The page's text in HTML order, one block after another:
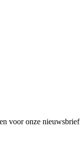
voor onze nieuwsbrief